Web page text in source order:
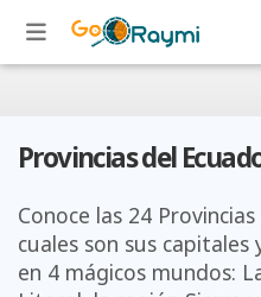
Provincias del
Conoce las 24
cuales son sus
en 4 mágicos mundos: